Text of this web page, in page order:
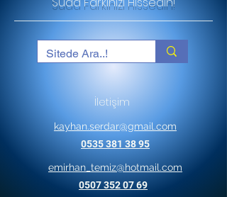
İletişim
kayhan.serdar@gmail.com
0535 381 38 95
emirhan_temiz@hotmail.com
0507 352 07 69